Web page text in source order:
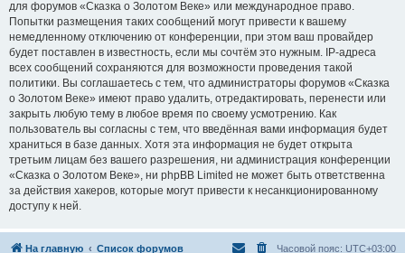
для форумов «Сказка о Золотом Веке» или международное право.
Попытки размещения таких сообщений могут привести к вашему
немедленному отключению от конференции, при этом ваш провайдер
будет поставлен в известность, если мы сочтём это нужным. IP-адреса
всех сообщений сохраняются для возможности проведения такой
политики. Вы соглашаетесь с тем, что администраторы форумов «Сказка
о Золотом Веке» имеют право удалить, отредактировать, перенести или
закрыть любую тему в любое время по своему усмотрению. Как
пользователь вы согласны с тем, что введённая вами информация будет
храниться в базе данных. Хотя эта информация не будет открыта
третьим лицам без вашего разрешения, ни администрация конференции
«Сказка о Золотом Веке», ни phpBB Limited не может быть ответственна
за действия хакеров, которые могут привести к несанкционированному
доступу к ней.
На главную Список форумов Часовой пояс: UTC+03:00